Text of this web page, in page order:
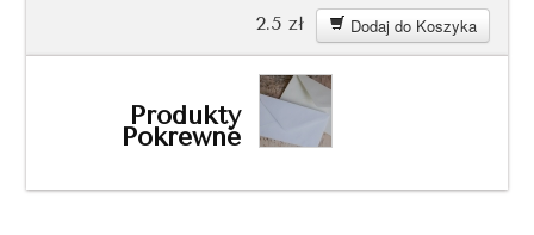
Dodaj do Koszyka
2.5zł
Produkty
Pokrewne